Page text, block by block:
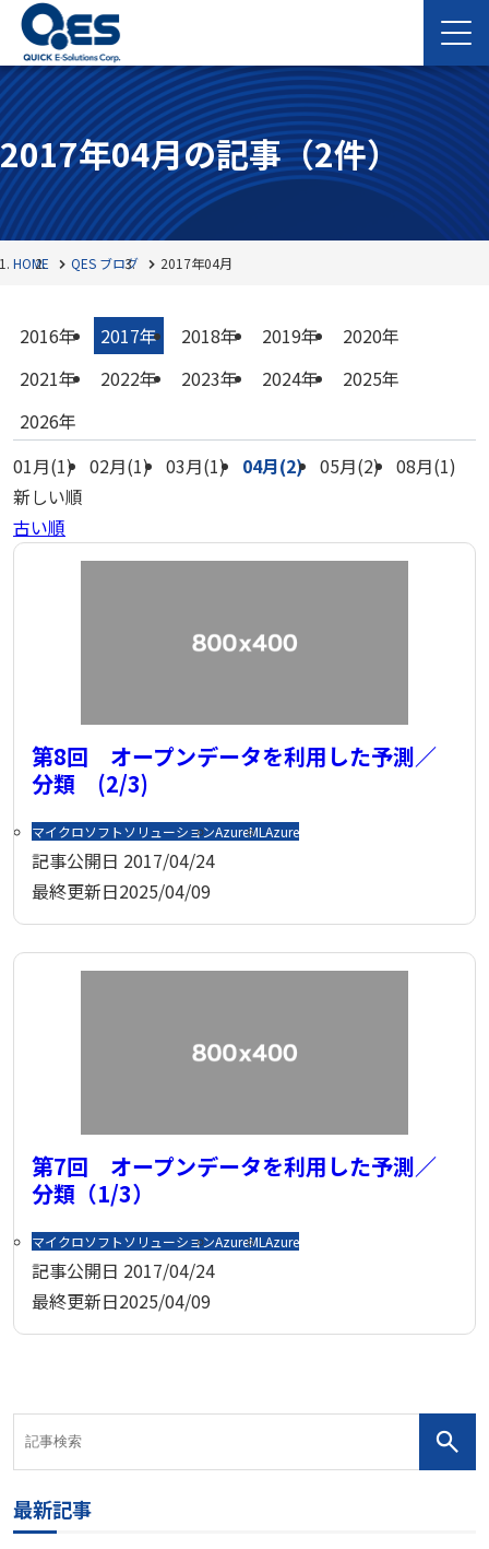
2017年04月の記事（2件）
HOME QES ブログ 2017年04月
2016年 2017年 2018年 2019年
2020年
2021年
2022年 2023年 2024年
2025年
2026年
01月(1)
02月(1) 03月(1) 04月(2) 05月(2)
08月(1)
新しい順
古い順
第8回 オープンデータを利用した予測／
分類 (2/3)
マイクロソフトソリューションAzureML Azure
記事公開日 2017/04/24
最終更新日2025/04/09
第7回 オープンデータを利用した予測／
分類（1/3）
マイクロソフトソリューションAzureML Azure
記事公開日 2017/04/24
最終更新日2025/04/09
最新記事